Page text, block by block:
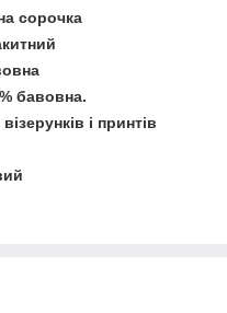
сорочка
бавовна.
і принтів